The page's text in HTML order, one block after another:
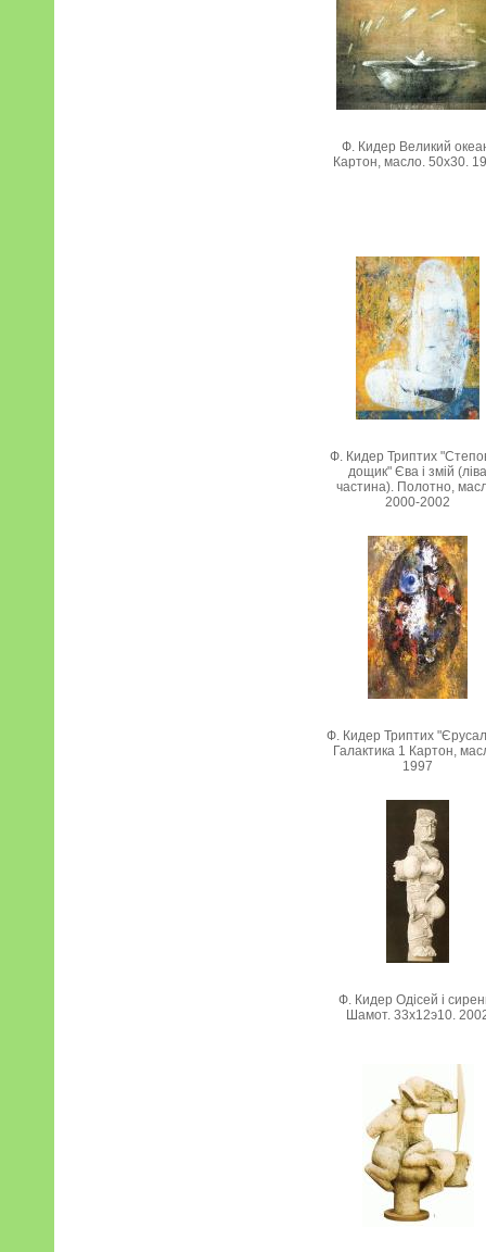
Ф. Кидер Великий
Картон, масло. 50х30.
Ф. Кидер Триптих
дощик" Єва і змій (ліва
частина). Полотно,
2000-2002
Ф. Кидер Триптих
Галактика 1 Картон,
1997
Ф. Кидер Одісей і
Шамот. 33х12э10.